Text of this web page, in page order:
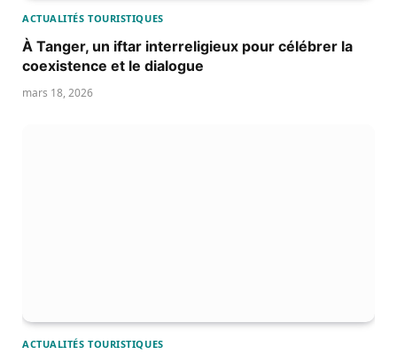
ACTUALITÉS TOURISTIQUES
À Tanger, un iftar interreligieux pour célébrer la
coexistence et le dialogue
mars 18, 2026
ACTUALITÉS TOURISTIQUES